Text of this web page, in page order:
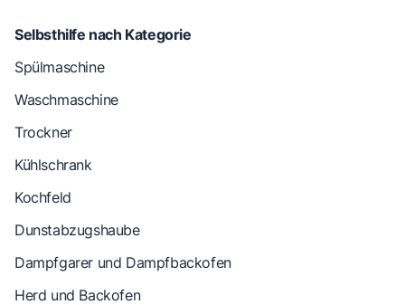
Selbsthilfe nach Kategorie
Spülmaschine
Waschmaschine
Trockner
Kühlschrank
Kochfeld
Dunstabzugshaube
Dampfgarer und Dampfbackofen
Herd und Backofen